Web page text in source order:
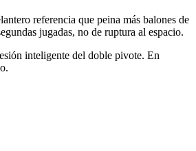
referencia que peina más balones de
jugadas, no de ruptura al espacio.
inteligente del doble pivote. En